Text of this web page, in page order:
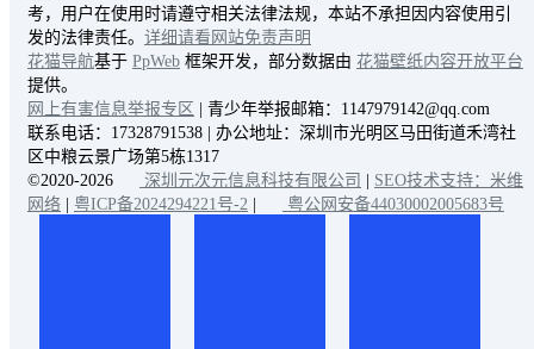
考，用户在使用时请遵守相关法律法规，本站不承担因内容使用引
发的法律责任。 详细请看网站免责声明
花猫导航基于 PpWeb 框架开发，部分数据由 花猫壁纸内容开放平台
提供。
网上有害信息举报专区
| 青少年举报邮箱：1147979142@qq.com
联系电话：17328791538 | 办公地址：深圳市光明区马田街道禾湾社
区中粮云景广场第5栋1317
©2020-2026
深圳元次元信息科技有限公司
SEO技术支持：米维
网络
粤ICP备2024294221号-2 粤公网安备44030002005683号